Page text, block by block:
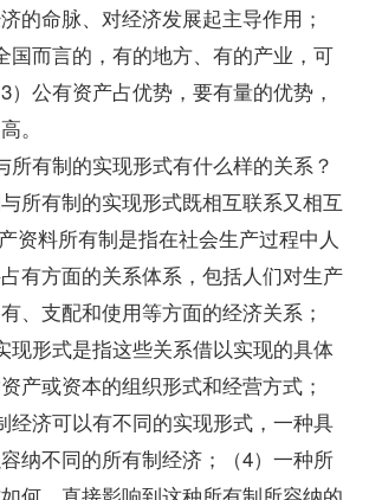
的命脉、对经济发展起主导作用；
国而言的，有的地方、有的产业，可
）公有资产占优势，要有量的优势，
。
有制的实现形式有什么样的关系？
有制的实现形式既相互联系又相互
资料所有制是指在社会生产过程中人
有方面的关系体系，包括人们对生产
、支配和使用等方面的经济关系；
现形式是指这些关系借以实现的具体
产或资本的组织形式和经营方式；
经济可以有不同的实现形式，一种具
纳不同的所有制经济；（4）一种所